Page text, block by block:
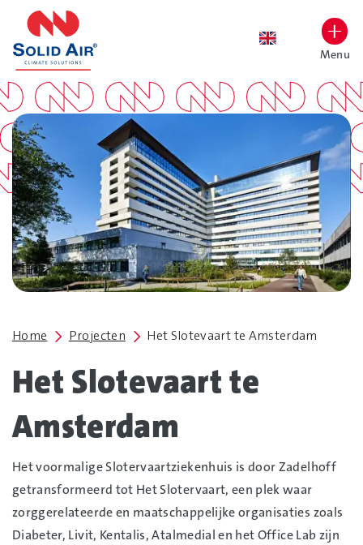
overslaan
Menu
Home Projecten Het Slotevaart te Amsterdam
Het Slotevaart te
Amsterdam
Het voormalige Slotervaartziekenhuis is door Zadelhoff
getransformeerd tot Het Slotervaart, een plek waar
zorggerelateerde en maatschappelijke organisaties zoals
Diabeter, Livit, Kentalis, Atalmedial en het Office Lab zijn